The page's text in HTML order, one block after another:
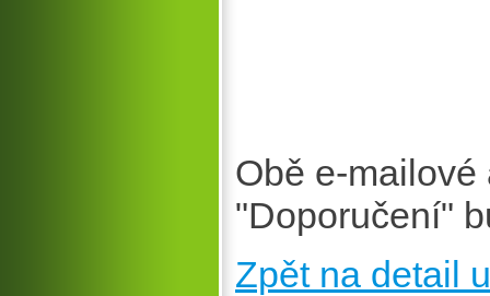
Obě e-
"Doporučení"
Zpět na detail